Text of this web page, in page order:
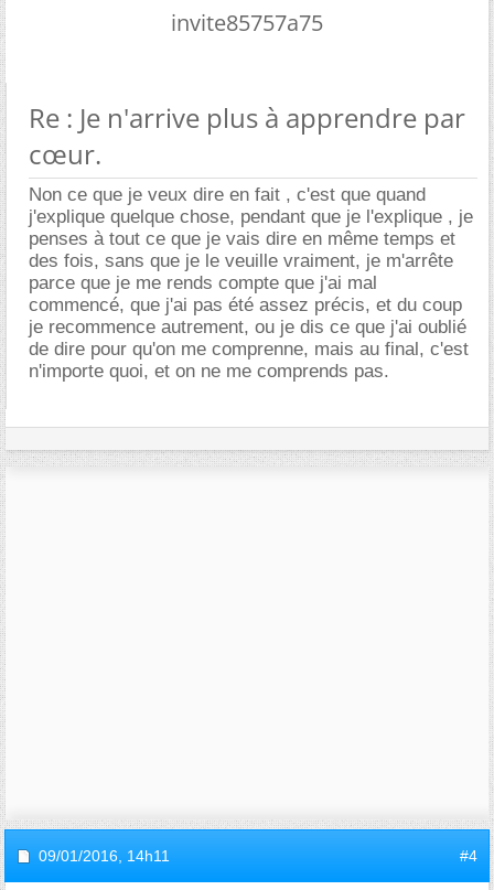
invite85757a75
Re : Je n'arrive plus à apprendre par
cœur.
Non ce que je veux dire en fait , c'est que quand
j'explique quelque chose, pendant que je l'explique , je
penses à tout ce que je vais dire en même temps et
des fois, sans que je le veuille vraiment, je m'arrête
parce que je me rends compte que j'ai mal
commencé, que j'ai pas été assez précis, et du coup
je recommence autrement, ou je dis ce que j'ai oublié
de dire pour qu'on me comprenne, mais au final, c'est
n'importe quoi, et on ne me comprends pas.
09/01/2016, 14h11 #4